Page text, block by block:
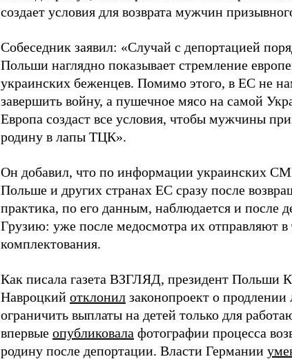
создает условия для возврата мужчин
Собеседник заявил: «Случай с депортацией
Польши наглядно показывает стремление
украинских беженцев. Помимо этого, в ЕС не
завершить войну, а пушечное мясо на самой
Европа создаст все условия, чтобы мужчины
родину в лапы ТЦК».
Он добавил, что по информации украинских
Польше и других странах ЕС сразу после
практика, по его данным, наблюдается и после
Грузию: уже после медосмотра их отправляют
комплектования.
Как писала газета ВЗГЛЯД, президент Польши
Навроцкий отклонил законопроект о
ограничить выплаты на детей только для
впервые опубликовала фотографии процесса
родину после депортации. Власти Германии